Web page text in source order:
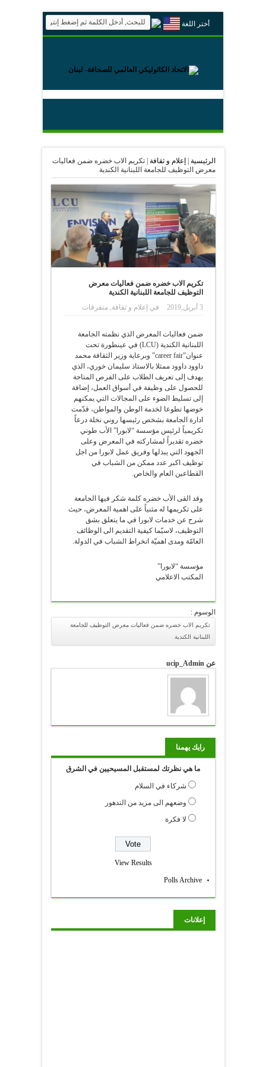
أختر اللغة
الرئيسية إعلام و ثقافة |تكريم الاب خضره ضمن فعاليات
معرض التوظيف للجامعة اللبنانية الكندية
تكريم الاب خضره ضمن فعاليات معرض
التوظيف للجامعة اللبنانية الكندية
3 أبريل,2019
في إعلام و ثقافة ,متفرقات
ضمن فعاليات المعرض الذي نظمته الجامعة
اللبنانية الكندية (LCU) في عينطورة تحت
عنوان”career fair” وبرعاية وزير الثقافة محمد
داوود داوود ممثلا بالاستاذ سليمان خوري، الذي
يهدف إلى تعريف الطلاب على الفرص المتاحة
للحصول على وظيفة في أسواق العمل، إضافة
إلى تسليط الضوء على المجالات التي يمكنهم
خوضها تطوعا لخدمة الوطن والمواطن، قدّمت
ادارة الجامعة بشخص رئيسها روني نخلة درعاً
تكريمياً لرئيس مؤسسة “لابورا” الأب طوني
خضره تقديراً لمشاركته في المعرض وعلى
الجهود التي يبذلها وفريق عمل لابورا من اجل
توظيف اكبر عدد ممكن من الشباب في
القطاعين العام والخاص.
وقد القى الأب خضره كلمة شكر فيها الجامعة
على تكريمها له مثنياً على اهمية المعرض، حيث
شرح عن خدمات لابورا في ما يتعلق بشق
التوظيف، لاسيّما كيفية التقديم الى الوظائف
العامّة ومدى اهميّة انخراط الشباب في الدولة.
مؤسسة “لابورا”
المكتب الاعلامي
الوسوم :
تكريم الاب خضره ضمن فعاليات معرض التوظيف للجامعة
اللبنانية الكندية
عن ucip_Admin
رايك يهمنا
ما هي نظرتك لمستقبل المسيحيين في الشرق
شركاء في السلام
وضعهم الى مزيد من التدهور
لا فكرة
View Results
Polls Archive
إعلانات